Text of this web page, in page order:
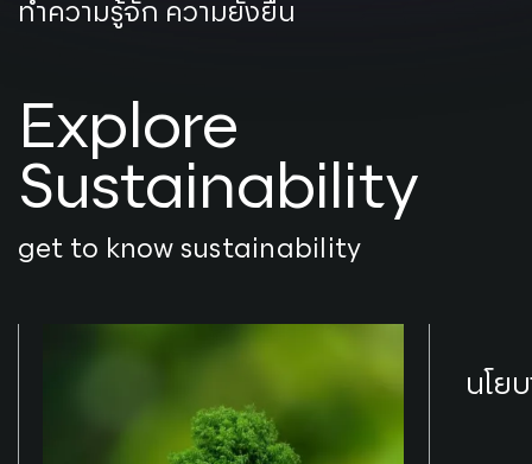
ทำความรู้จัก ความยั่งยืน
Explore
Sustainability
get to know sustainability
นโย